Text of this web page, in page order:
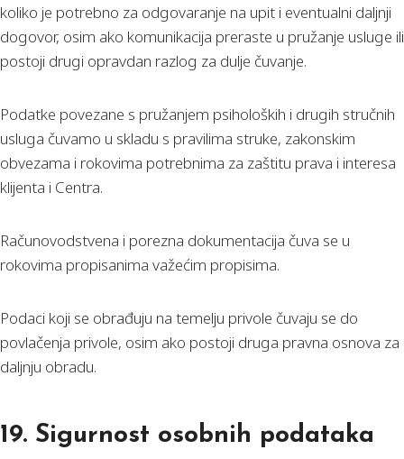
koliko je potrebno za odgovaranje na upit i eventualni daljnji
dogovor, osim ako komunikacija preraste u pružanje usluge ili
postoji drugi opravdan razlog za dulje čuvanje.
Podatke povezane s pružanjem psiholoških i drugih stručnih
usluga čuvamo u skladu s pravilima struke, zakonskim
obvezama i rokovima potrebnima za zaštitu prava i interesa
klijenta i Centra.
Računovodstvena i porezna dokumentacija čuva se u
rokovima propisanima važećim propisima.
Podaci koji se obrađuju na temelju privole čuvaju se do
povlačenja privole, osim ako postoji druga pravna osnova za
daljnju obradu.
19. Sigurnost osobnih podataka